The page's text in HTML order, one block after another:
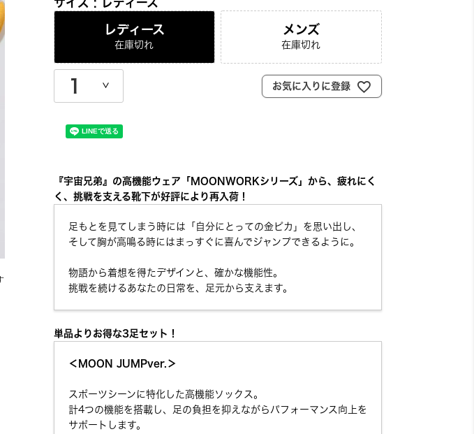
サイズ レディース
レディース
在庫切れ
メンズ
在庫切れ
お気に入りに登録
『宇宙兄弟』の高機能ウェア「MOONWORKシリーズ」から、疲れにく
く、挑戦を支える靴下が好評により再入荷！
足もとを見てしまう時には「自分にとっての金ピカ」を思い出し、
そして胸が高鳴る時にはまっすぐに喜んでジャンプできるように。
物語から着想を得たデザインと、確かな機能性。
挑戦を続けるあなたの日常を、足元から支えます。
単品よりお得な3足セット！
＜MOON JUMPver.＞
スポーツシーンに特化した高機能ソックス。
計4つの機能を搭載し、足の負担を抑えながらパフォーマンス向上を
サポートします。